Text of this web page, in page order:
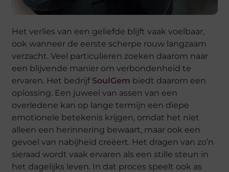
Het verlies van een geliefde blijft vaak voelbaar,
ook wanneer de eerste scherpe rouw langzaam
verzacht. Veel particulieren zoeken daarom naar
een blijvende manier om verbondenheid te
ervaren. Het bedrijf SoulGem biedt daarom een
oplossing. Een juweel van assen van een
overledene kan op lange termijn een diepe
emotionele betekenis krijgen, omdat het niet
alleen een herinnering bewaart, maar ook een
gevoel van nabijheid creëert. Het dragen van zo’n
sieraad wordt vaak ervaren als een stille steun in
het dagelijks leven. In dat proces speelt ook as